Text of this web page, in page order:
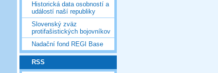
Historická data osobností a
událostí naší republiky
Slovenský zväz
protifašistických bojovníkov
Nadační fond REGI Base
RSS